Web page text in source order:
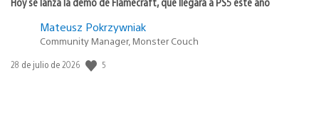
Mateusz Pokrzywniak
Community Manager, Monster Couch
Fecha
28 de julio de 2026 5